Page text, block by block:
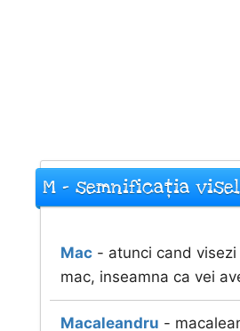
M - semnificația
Mac - atunci cand
mac, inseamna ca vei
Macaleandru -